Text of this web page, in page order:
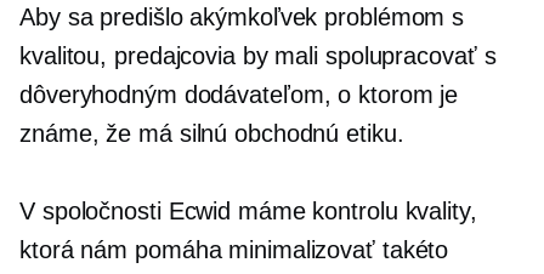
Aby sa predišlo akýmkoľvek problémom s
kvalitou, predajcovia by mali spolupracovať s
dôveryhodným dodávateľom, o ktorom je
známe, že má silnú obchodnú etiku.
V spoločnosti Ecwid máme kontrolu kvality,
ktorá nám pomáha minimalizovať takéto